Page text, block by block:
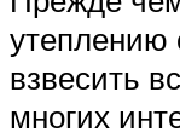
утеплению
взвесить
многих